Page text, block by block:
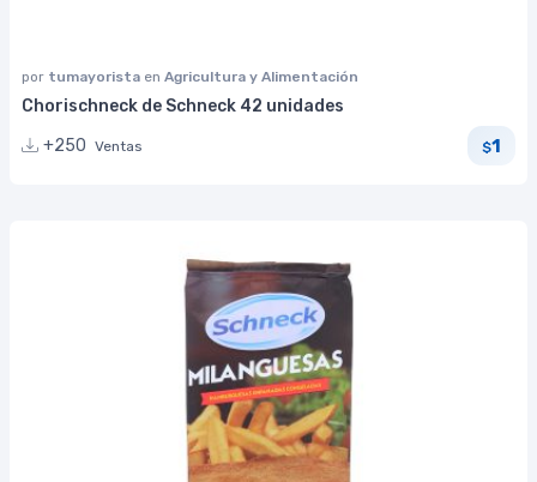
por tumayorista en Agricultura y Alimentación
Chorischneck de Schneck 42 unidades
+250 Ventas $1